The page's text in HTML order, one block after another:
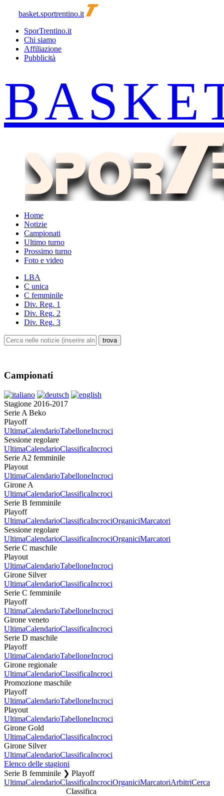
basket.sportrentino.it
SporTrentino.it
Chi siamo
Affiliazione
Pubblicità
Home
Notizie
Campionati
Ultimo turno
Prossimo turno
Foto e video
LBA
C unica
C femminile
Div. Reg. 1
Div. Reg. 2
Div. Reg. 3
Campionati
Stagione 2016-2017
Serie A Beko
Playoff
UltimaCalendarioTabelloneIncroci
Sessione regolare
UltimaCalendarioClassificaIncroci
Serie A2 femminile
Playout
UltimaCalendarioTabelloneIncroci
Girone A
UltimaCalendarioClassificaIncroci
Serie B femminile
Playoff
UltimaCalendarioClassificaIncrociOrganiciMarcatori
Sessione regolare
UltimaCalendarioClassificaIncrociOrganiciMarcatori
Serie C maschile
Playout
UltimaCalendarioTabelloneIncroci
Girone Silver
UltimaCalendarioClassificaIncroci
Serie C femminile
Playoff
UltimaCalendarioTabelloneIncroci
Girone veneto
UltimaCalendarioClassificaIncroci
Serie D maschile
Playoff
UltimaCalendarioTabelloneIncroci
Girone regionale
UltimaCalendarioClassificaIncroci
Promozione maschile
Playoff
UltimaCalendarioTabelloneIncroci
Playout
UltimaCalendarioTabelloneIncroci
Girone Gold
UltimaCalendarioClassificaIncroci
Girone Silver
UltimaCalendarioClassificaIncroci
Elenco delle stagioni
Serie B femminile ❯ Playoff
UltimaCalendarioClassificaIncrociOrganiciMarcatoriArbitriCerca
Classifica